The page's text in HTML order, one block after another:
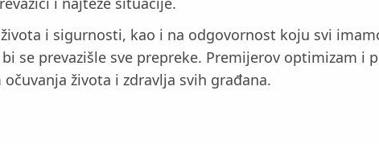
i sigurnosti, kao i na odgovornost koju svi
se prevazišle sve prepreke. Premijerov optimizam i
života i zdravlja svih građana.